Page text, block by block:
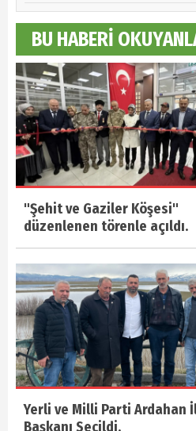
BU HABERİ
"Şehit ve Gaziler Köşesi"
düzenlenen törenle açıldı.
Yerli ve Milli Parti Ardahan
Başkanı Secildi.